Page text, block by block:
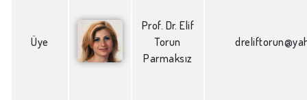
Üye
Prof. Dr. Elif
Torun
Parmaksız